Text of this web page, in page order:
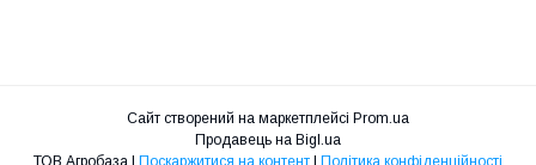
Сайт створений на маркетплейсі Prom.ua
Продавець на Bigl.ua
ТОВ Агробаза | Поскаржитися на контент | Політика конфіденційності